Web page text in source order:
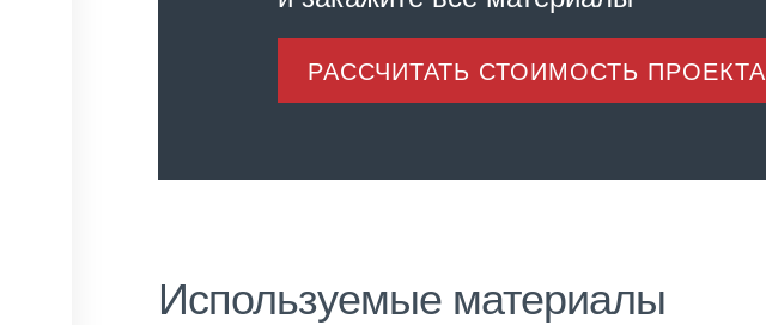
РАССЧИТАТЬ СТОИМОСТЬ ПРОЕКТА
Используемые материалы